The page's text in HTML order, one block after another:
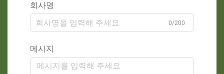
회사명
0/200
메시지